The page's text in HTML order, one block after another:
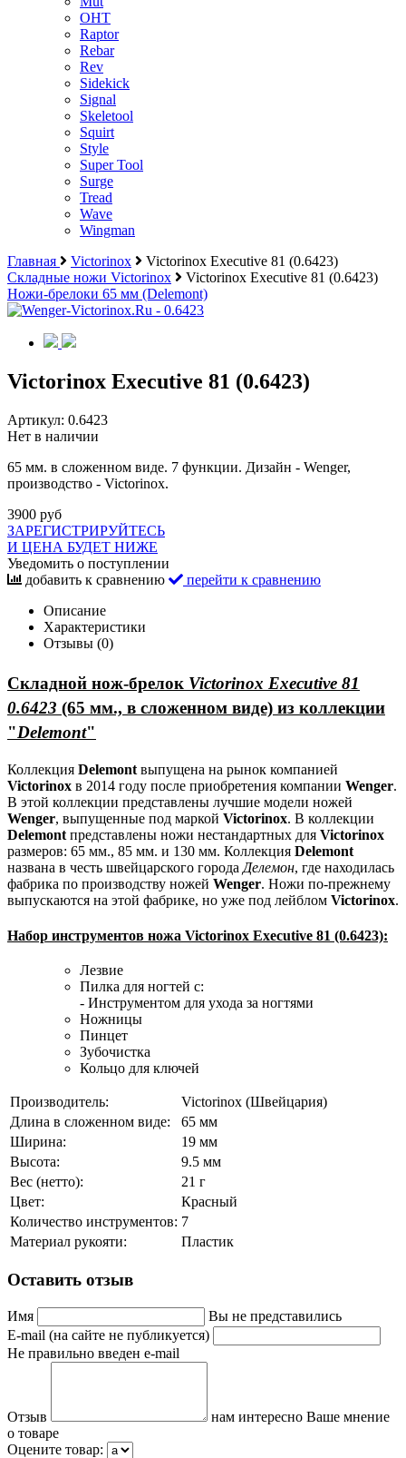
OHT
Raptor
Rebar
Rev
Sidekick
Signal
Skeletool
Squirt
Style
Super Tool
Surge
Tread
Wave
Wingman
Главная
Victorinox
Victorinox Executive 81 (0.6423)
Складные ножи Victorinox
Victorinox Executive 81 (0.6423)
Ножи-брелоки 65 мм (Delemont)
Victorinox Executive 81 (0.6423)
Артикул: 0.6423
Нет в наличии
65 мм. в сложенном виде. 7 функции. Дизайн - Wenger,
производство - Victorinox.
3900 руб
ЗАРЕГИСТРИРУЙТЕСЬ
И ЦЕНА БУДЕТ НИЖЕ
Уведомить о поступлении
добавить к сравнению
перейти к сравнению
Описание
Характеристики
Отзывы (0)
Складной нож-брелок Victorinox Executive 81
0.6423 (65 мм., в сложенном виде) из коллекции
"Delemont"
Коллекция Delemont выпущена на рынок компанией
Victorinox в 2014 году после приобретения компании Wenger.
В этой коллекции представлены лучшие модели ножей
Wenger, выпущенные под маркой Victorinox. В коллекции
Delemont представлены ножи нестандартных для Victorinox
размеров: 65 мм., 85 мм. и 130 мм. Коллекция Delemont
названа в честь швейцарского города Делемон, где находилась
фабрика по производству ножей Wenger. Ножи по-прежнему
выпускаются на этой фабрике, но уже под лейблом Victorinox.
Набор инструментов ножа Victorinox Executive 81 (0.6423):
Лезвие
Пилка для ногтей с:
- Инструментом для ухода за ногтями
Ножницы
Пинцет
Зубочистка
Кольцо для ключей
Производитель:
Victorinox (Швейцария)
Длина в сложенном виде:
65 мм
Ширина:
19 мм
Высота:
9.5 мм
Вес (нетто):
21 г
Цвет:
Красный
Количество инструментов: 7
Материал рукояти:
Пластик
Оставить отзыв
Имя
Вы не представились
E-mail (на сайте не публикуется)
Не правильно введен e-mail
Отзыв
нам интересно Ваше мнение
о товаре
Оцените товар: